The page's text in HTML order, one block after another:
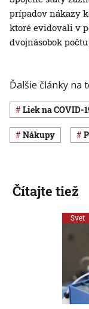
prípadov nákazy
ktoré evidovali v
dvojnásobok
Ďalšie články na
liek na COVID-
nákupy
Čítajte tiež
Svet